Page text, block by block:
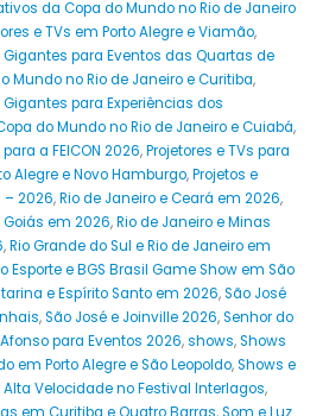
da Copa do Mundo no Rio de Janeiro
e TVs em Porto Alegre e Viamão,
Gigantes para Eventos das Quartas de
Mundo no Rio de Janeiro e Curitiba,
Gigantes para Experiências dos
do Mundo no Rio de Janeiro e Cuiabá,
a FEICON 2026,Projetores e TVs para
Alegre e Novo Hamburgo,Projetos e
– 2026,Rio de Janeiro e Ceará em 2026,
Goiás em 2026,Rio de Janeiro e Minas
,Rio Grande do Sul e Rio de Janeiro em
Esporte e BGS Brasil Game Show em São
e Espírito Santo em 2026,São José
,São José e Joinville 2026,Senhor do
para Eventos 2026,shows,Shows
em Porto Alegre e São Leopoldo,Shows e
Alta Velocidade no Festival Interlagos,